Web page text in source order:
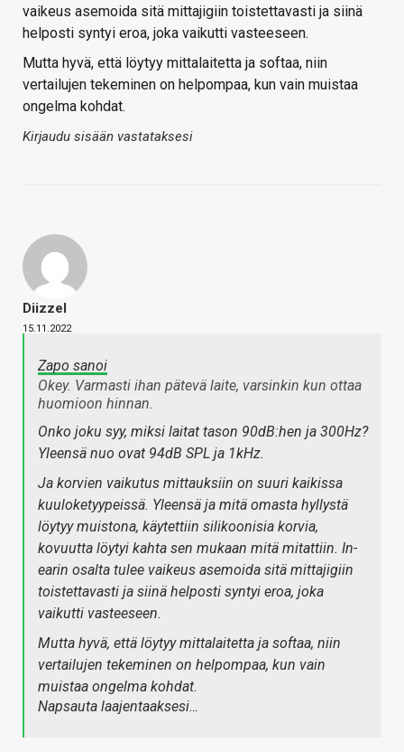
vaikeus asemoida sitä mittajigiin toistettavasti ja siinä
helposti syntyi eroa, joka vaikutti vasteeseen.
Mutta hyvä, että löytyy mittalaitetta ja softaa, niin
vertailujen tekeminen on helpompaa, kun vain muistaa
ongelma kohdat.
Kirjaudu sisään vastataksesi
Diizzel
15.11.2022
Zapo sanoi
Okey. Varmasti ihan pätevä laite, varsinkin kun ottaa
huomioon hinnan.
Onko joku syy, miksi laitat tason 90dB:hen ja 300Hz?
Yleensä nuo ovat 94dB SPL ja 1kHz.
Ja korvien vaikutus mittauksiin on suuri kaikissa
kuuloketyypeissä. Yleensä ja mitä omasta hyllystä
löytyy muistona, käytettiin silikoonisia korvia,
kovuutta löytyi kahta sen mukaan mitä mitattiin. In-
earin osalta tulee vaikeus asemoida sitä mittajigiin
toistettavasti ja siinä helposti syntyi eroa, joka
vaikutti vasteeseen.
Mutta hyvä, että löytyy mittalaitetta ja softaa, niin
vertailujen tekeminen on helpompaa, kun vain
muistaa ongelma kohdat.
Napsauta laajentaaksesi…